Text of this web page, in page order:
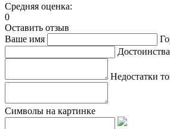
Средняя оценка:
0
Оставить отзыв
Ваше имя
Недостатки
Символы на картинке